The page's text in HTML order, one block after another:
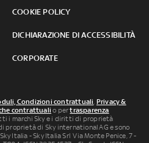
COOKIE POLICY
DICHIARAZIONE DI ACCESSIBILITÀ
CORPORATE
Condizioni contrattuali Privacy &
contrattuali o pertrasparenza
i marchi Sky e i diritti di proprietà
proprietà di Sky international AG e sono
Italia - Sky Italia Srl Via Monte Penice, 7 -